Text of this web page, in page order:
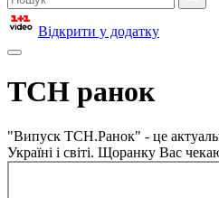
Відкрити у додатку
ТСН ранок
"Випуск ТСН.Ранок" - це
Україні і світі. Щоранку Вас